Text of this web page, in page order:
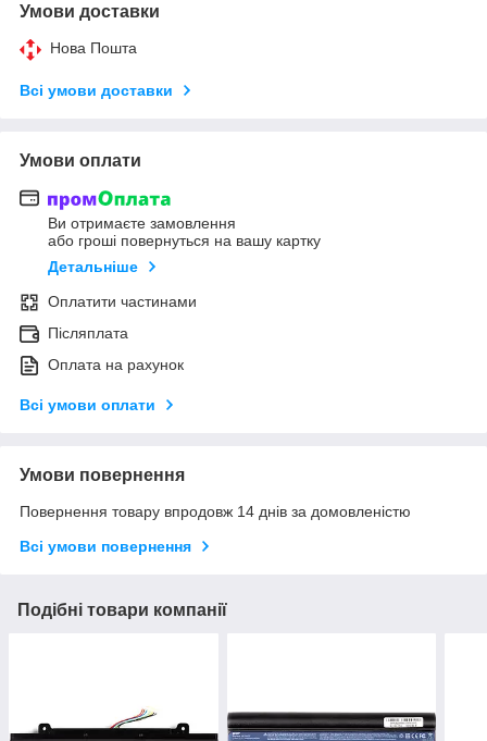
Умови доставки
Нова Пошта
Всі умови доставки
Умови оплати
Ви отримаєте замовлення
або гроші повернуться на вашу картку
Детальніше
Оплатити частинами
Післяплата
Оплата на рахунок
Всі умови оплати
Умови повернення
Повернення товару впродовж 14 днів за домовленістю
Всі умови повернення
Подібні товари компанії